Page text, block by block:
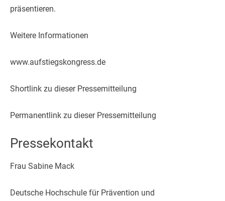
präsentieren.
Weitere Informationen
www.aufstiegskongress.de
Shortlink zu dieser Pressemitteilung
Permanentlink zu dieser Pressemitteilung
Pressekontakt
Frau Sabine Mack
Deutsche Hochschule für Prävention und